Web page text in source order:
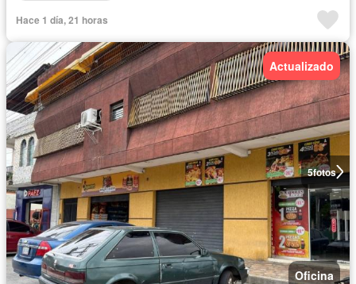
Hace 1 día, 21 horas
5fotos
Actualizado
Oficina